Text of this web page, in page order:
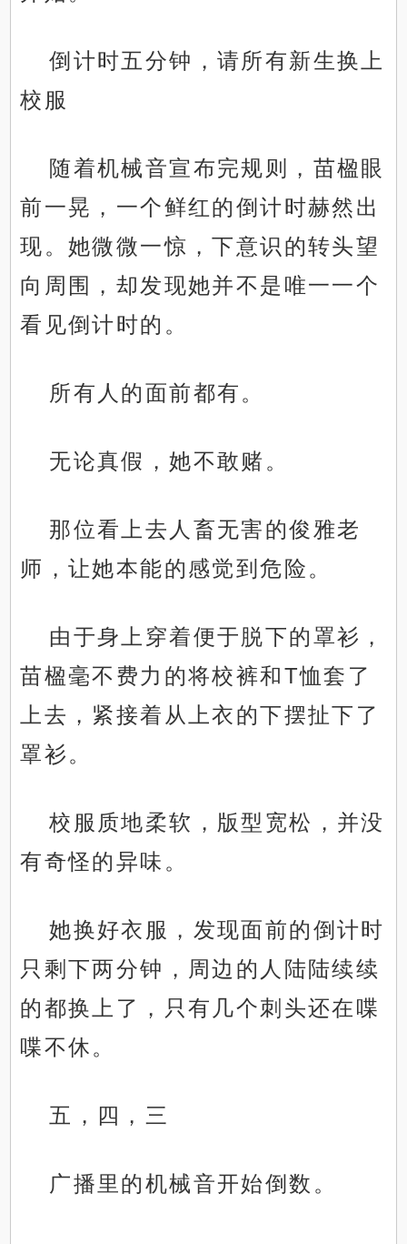
倒计时五分钟，请所有新生换上
校服
随着机械音宣布完规则，苗楹眼
前一晃，一个鲜红的倒计时赫然出
现。她微微一惊，下意识的转头望
向周围，却发现她并不是唯一一个
看见倒计时的。
所有人的面前都有。
无论真假，她不敢赌。
那位看上去人畜无害的俊雅老
师，让她本能的感觉到危险。
由于身上穿着便于脱下的罩衫，
苗楹毫不费力的将校裤和T恤套了
上去，紧接着从上衣的下摆扯下了
罩衫。
校服质地柔软，版型宽松，并没
有奇怪的异味。
她换好衣服，发现面前的倒计时
只剩下两分钟，周边的人陆陆续续
的都换上了，只有几个刺头还在喋
喋不休。
五，四，三
广播里的机械音开始倒数。